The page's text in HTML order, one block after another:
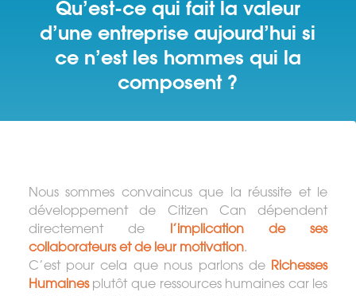
Qu’est-ce qui fait la valeur
d’une entreprise aujourd’hui si
ce n’est les hommes qui la
composent ?
Nous sommes convaincus que la réussite et le
développement de Citizen Can dépendent
directement de l’implication de ses
collaborateurs et de leur motivation.
C’est pour cela que nous parlons de Richesses
Humainesplutôt que ressources humaines car les